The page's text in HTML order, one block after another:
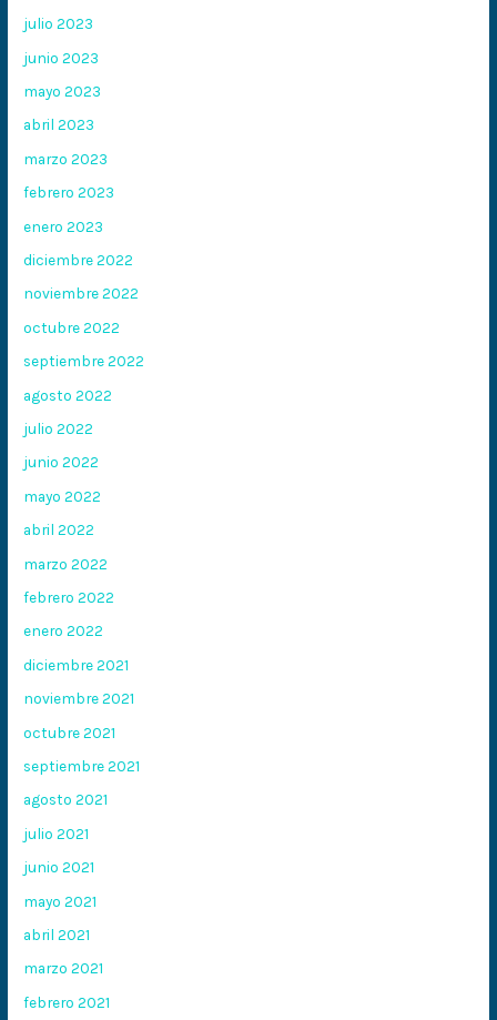
julio 2023
junio 2023
mayo 2023
abril 2023
marzo 2023
febrero 2023
enero 2023
diciembre 2022
noviembre 2022
octubre 2022
septiembre 2022
agosto 2022
julio 2022
junio 2022
mayo 2022
abril 2022
marzo 2022
febrero 2022
enero 2022
diciembre 2021
noviembre 2021
octubre 2021
septiembre 2021
agosto 2021
julio 2021
junio 2021
mayo 2021
abril 2021
marzo 2021
febrero 2021